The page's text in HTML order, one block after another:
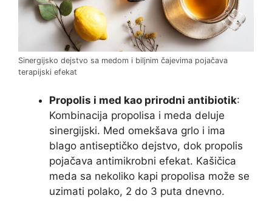
Sinergijsko dejstvo sa medom i biljnim čajevima pojačava
terapijski efekat
Propolis i med kao prirodni antibiotik:
Kombinacija propolisa i meda deluje
sinergijski. Med omekšava grlo i ima
blago antiseptičko dejstvo, dok propolis
pojačava antimikrobni efekat. Kašičica
meda sa nekoliko kapi propolisa može se
uzimati polako, 2 do 3 puta dnevno.